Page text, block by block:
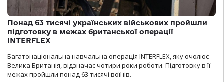
Понад 63 тисячі українських військових пройшли
підготовку в межах британської операції
INTERFLEX
Багатонаціональна навчальна операція INTERFLEX, яку очолює
Велика Британія, відзначає чотири роки роботи. Підготовку в її
межах пройшли понад 63 тисячі воїнів.